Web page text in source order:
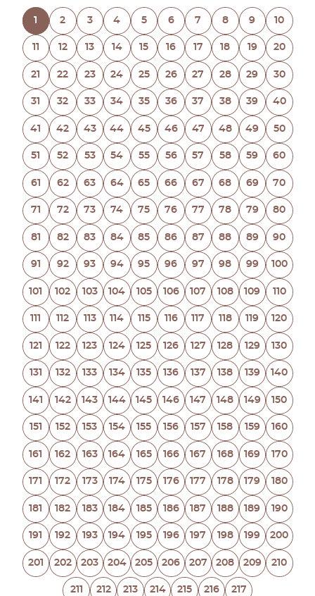
1 2 3 4 5 6 7 8 9 10
11 12 13 14 15 16 17 18 19 20
21 22 23 24 25 26 27 28 29 30
31 32 33 34 35 36 37 38 39 40
41 42 43 44 45 46 47 48 49 50
51 52 53 54 55 56 57 58 59 60
61 62 63 64 65 66 67 68 69 70
71 72 73 74 75 76 77 78 79 80
81 82 83 84 85 86 87 88 89 90
91 92 93 94 95 96 97 98 99 100
101 102 103 104 105 106 107 108 109 110
111 112 113 114 115 116 117 118 119 120
121 122 123 124 125 126 127 128 129 130
131 132 133 134 135 136 137 138 139 140
141 142 143 144 145 146 147 148 149 150
151 152 153 154 155 156 157 158 159 160
161 162 163 164 165 166 167 168 169 170
171 172 173 174 175 176 177 178 179 180
181 182 183 184 185 186 187 188 189 190
191 192 193 194 195 196 197 198 199 200
201 202 203 204 205 206 207 208 209 210
211 212 213 214 215 216 217